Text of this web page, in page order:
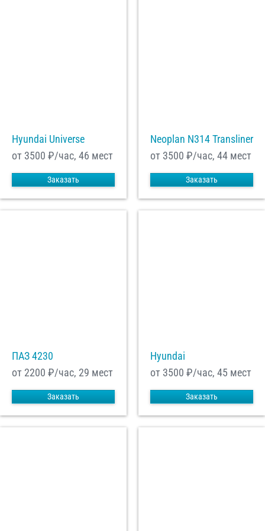
Hyundai Universe
от 3500 ₽/час, 46 мест
Заказать
Neoplan N314 Transliner
от 3500 ₽/час, 44 мест
Заказать
ПАЗ 4230
от 2200 ₽/час, 29 мест
Заказать
Hyundai
от 3500 ₽/час, 45 мест
Заказать